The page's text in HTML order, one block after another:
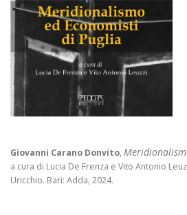
Giovanni Carano Donvito,
a cura di Lucia De Frenza e Vito Antonio
Uricchio. Bari: Adda, 2024.